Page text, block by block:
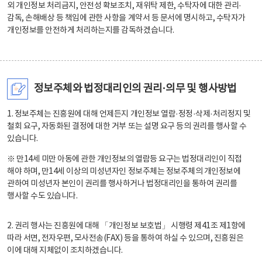
외 개인정보 처리금지, 안전성 확보조치, 재위탁 제한, 수탁자에 대한 관리·
감독, 손해배상 등 책임에 관한 사항을 계약서 등 문서에 명시하고, 수탁자가
개인정보를 안전하게 처리하는지를 감독하겠습니다.
정보주체와 법정대리인의 권리·의무 및 행사방법
1. 정보주체는 진흥원에 대해 언제든지 개인정보 열람·정정·삭제·처리정지 및
철회 요구, 자동화된 결정에 대한 거부 또는 설명 요구 등의 권리를 행사할 수
있습니다.
※ 만14세 미만 아동에 관한 개인정보의 열람등 요구는 법정대리인이 직접
해야 하며, 만14세 이상의 미성년자인 정보주체는 정보주체의 개인정보에
관하여 미성년자 본인이 권리를 행사하거나 법정대리인을 통하여 권리를
행사할 수도 있습니다.
2. 권리 행사는 진흥원에 대해 「개인정보 보호법」 시행령 제41조 제1항에
따라 서면, 전자우편, 모사전송(FAX) 등을 통하여 하실 수 있으며, 진흥원은
이에 대해 지체없이 조치하겠습니다.